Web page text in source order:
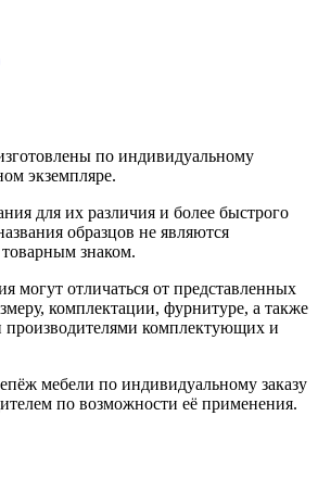
по индивидуальному
экземпляре.
для их различия и более быстрого
образцов не являются
знаком.
могут отличаться от представленных
комплектации, фурнитуре, а также
производителями комплектующих и
мебели по индивидуальному заказу
по возможности её применения.